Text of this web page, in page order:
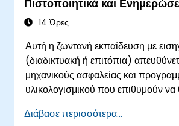
Implementer
Επιτυχία στην εξέταση,
επαγγελματικής εμπειρίας
(συμπεριλαμβανομένων δύο
διαχείριση κυβερνοασφάλειας),
300 ώρες δραστηριοτήτων
NIS 2 και υπογραφή του Κώδικα
Διεξαγωγή αξιολογήσεων
Ηγεσία ομάδων
Πιστοποιητικά και
Υλικολογισμικού
14 Ώρες
Αυτή η ζωντανή εκπαίδευση με
(διαδικτυακή ή επιτόπια)
μηχανικούς ασφαλείας και
υλικολογισμικού που επιθυμούν να
πρόσβασης και παραποίησης του
Διάβασε περισσότερα...